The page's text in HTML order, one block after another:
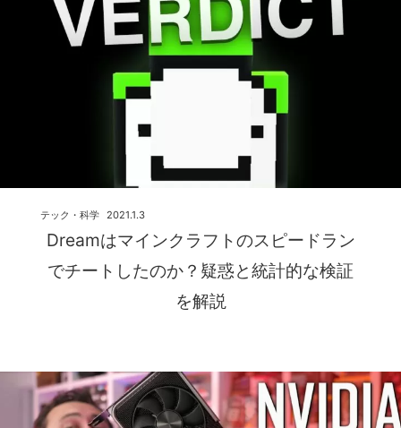
Dreamはマインクラフトのスピードラン
でチートしたのか？疑惑と統計的な検証
を解説
2021.1.3
テック・科学